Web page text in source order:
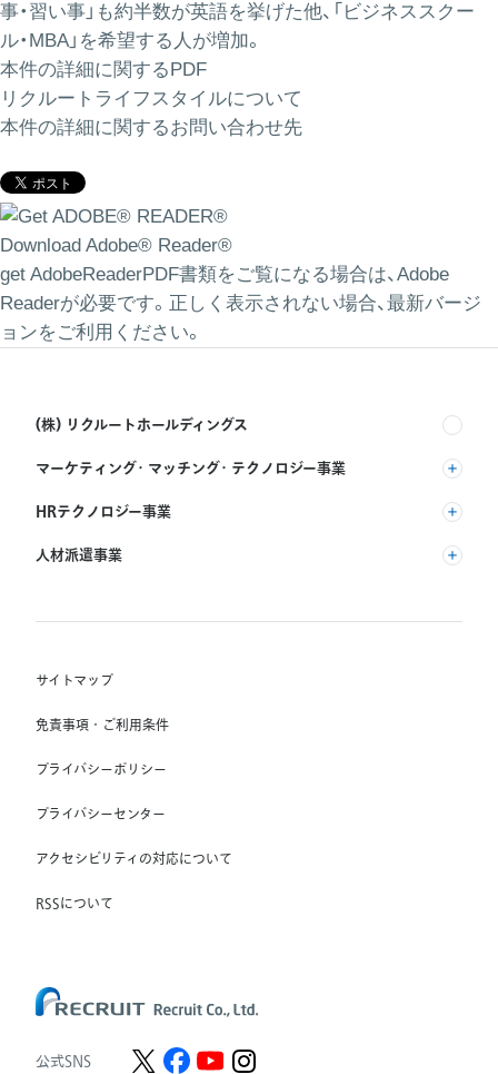
事・習い事」も約半数が英語を挙げた他、「ビジネススクー
ル・MBA」を希望する人が増加。
本件の詳細に関するPDF
リクルートライフスタイルについて
本件の詳細に関するお問い合わせ先
Download Adobe® Reader®
get AdobeReaderPDF書類をご覧になる場合は、Adobe
Readerが必要です。正しく表示されない場合、最新バージ
ョンをご利用ください。
(株) リクルートホールディングス
マーケティング・マッチング・テクノロジー事業
(株) リクルート
HRテクノロジー事業
(株) インディードリクルートパートナーズ
Indeed, Inc.
人材派遣事業
(株) スタッフサービス・ホールディングス
Unique NV
Staffmark Group, LLC
The CSI Companies, Inc.
公式SNS
サイトマップ
免責事項・ご利用条件
プライバシーポリシー
プライバシーセンター
アクセシビリティの対応について
RSSについて